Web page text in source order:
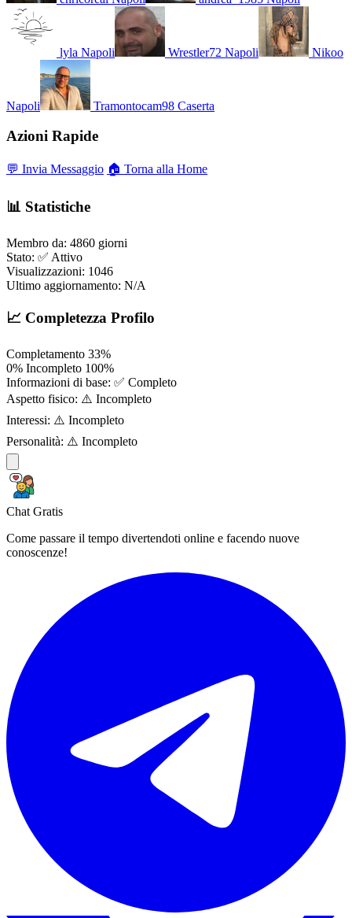
lyla Napoli Wrestler72 Napoli Nikoo
Napoli Tramontocam98 Caserta
Azioni Rapide
💬 Invia Messaggio 🏠 Torna alla Home
📊 Statistiche
Membro da: 4860 giorni
Stato: ✅ Attivo
Visualizzazioni: 1046
Ultimo aggiornamento: N/A
📈 Completezza Profilo
Completamento 33%
0% Incompleto 100%
Informazioni di base: ✅ Completo
Aspetto fisico: ⚠️ Incompleto
Interessi: ⚠️ Incompleto
Personalità: ⚠️ Incompleto
Chat Gratis
Come passare il tempo divertendoti online e facendo nuove
conoscenze!